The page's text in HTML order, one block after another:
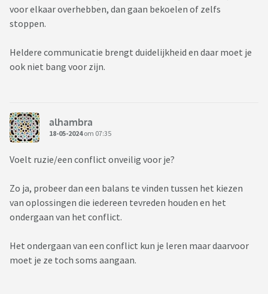
voor elkaar overhebben, dan gaan bekoelen of zelfs
stoppen.
Heldere communicatie brengt duidelijkheid en daar moet je
ook niet bang voor zijn.
alhambra
18-05-2024om 07:35
Voelt ruzie/een conflict onveilig voor je?
Zo ja, probeer dan een balans te vinden tussen het kiezen
van oplossingen die iedereen tevreden houden en het
ondergaan van het conflict.
Het ondergaan van een conflict kun je leren maar daarvoor
moet je ze toch soms aangaan.